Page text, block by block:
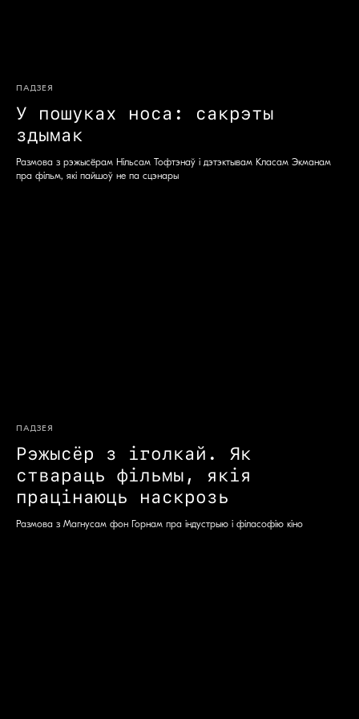
ПАДЗЕЯ
У пошуках носа: сакрэты
здымак
Размова з рэжысёрам Нільсам Тофтэнаў і дэтэктывам Класам Экманам
пра фільм, які пайшоў не па сцэнары
ПАДЗЕЯ
Рэжысёр з іголкай. Як
ствараць фільмы, якія
працінаюць наскрозь
Размова з Магнусам фон Горнам пра індустрыю і філасофію кіно